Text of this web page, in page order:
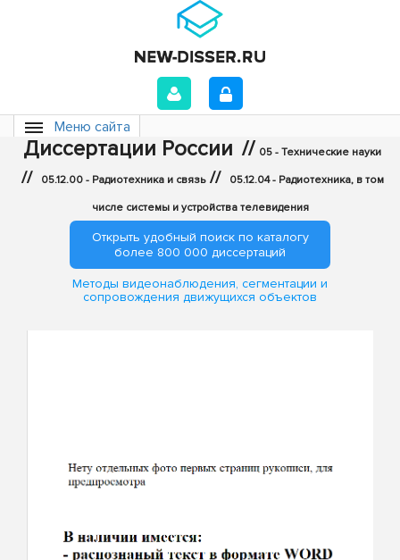
Меню сайта
Диссертации России // 05 - Технические науки
// 05.12.00 - Радиотехника и связь // 05.12.04 - Радиотехника, в том
числе системы и устройства телевидения
Открыть удобный поиск по каталогу
более 800 000 диссертаций
Методы видеонаблюдения, сегментации и
сопровождения движущихся объектов